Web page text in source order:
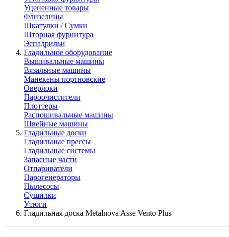
Уцененные товары
Флизелины
Шкатулки / Сумки
Шторная фурнитура
Эспадрильи
Гладильное оборудование
Вышивальные машины
Вязальные машины
Манекены портновские
Оверлоки
Пароочистители
Плоттеры
Распошивальные машины
Швейные машины
Гладильные доски
Гладильные прессы
Гладильные системы
Запасные части
Отпариватели
Парогенераторы
Пылесосы
Сушилки
Утюги
Гладильная доска Metalnova Asse Vento Plus